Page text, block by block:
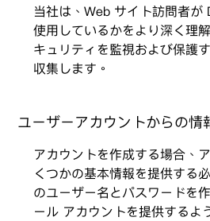
当社は、Web サイト訪問者が
使用しているかをより深く理
キュリティを監視および保護
収集します。
ユーザーアカウントからの情
アカウントを作成する場合、
くつかの基本情報を提供する
のユーザー名とパスワードを
ール アカウントを提供するよ